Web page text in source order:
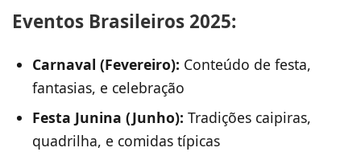
Eventos Brasileiros 2025:
Carnaval (Fevereiro): Conteúdo de festa,
fantasias, e celebração
Festa Junina (Junho): Tradições caipiras,
quadrilha, e comidas típicas